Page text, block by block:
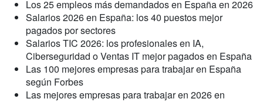
Los 25 empleos más demandados en España en 2026
Salarios 2026 en España: los 40 puestos mejor
pagados por sectores
Salarios TIC 2026: los profesionales en IA,
Ciberseguridad o Ventas IT mejor pagados en España
Las 100 mejores empresas para trabajar en España
según Forbes
Las mejores empresas para trabajar en 2026 en